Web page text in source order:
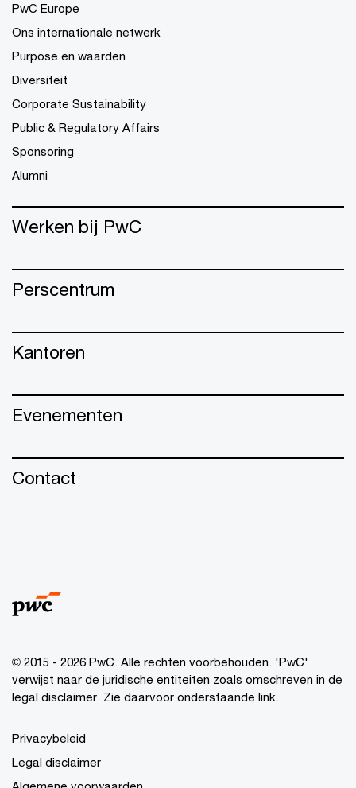
PwC Europe
Ons internationale netwerk
Purpose en waarden
Diversiteit
Corporate Sustainability
Public & Regulatory Affairs
Sponsoring
Alumni
Werken bij PwC
Perscentrum
Kantoren
Evenementen
Contact
© 2015 - 2026 PwC. Alle rechten voorbehouden. 'PwC'
verwijst naar de juridische entiteiten zoals omschreven in de
legal disclaimer. Zie daarvoor onderstaande link.
Privacybeleid
Legal disclaimer